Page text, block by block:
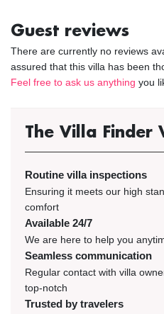
Guest reviews
There are currently no reviews
assured that this villa has been
Feel free to ask us anything you
The Villa Finder
Routine villa inspections
Ensuring it meets our high
comfort
Available 24/7
We are here to help you
Seamless communication
Regular contact with villa
top-notch
Trusted by travelers